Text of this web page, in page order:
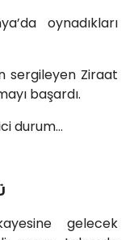
oynadıkları
sergileyen Ziraat
başardı.
durum…
gelecek